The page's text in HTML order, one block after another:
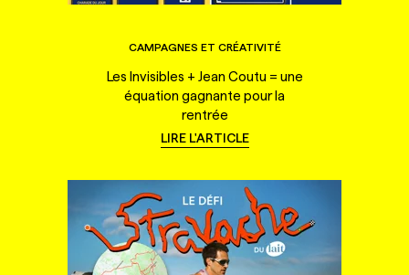
CAMPAGNES ET CRÉATIVITÉ
Les Invisibles + Jean Coutu = une
équation gagnante pour la
rentrée
LIRE L'ARTICLE